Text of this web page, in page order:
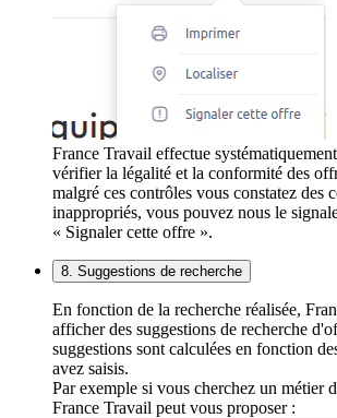
France Travail effectue
vérifier la légalité et la conformité des
malgré ces contrôles vous constatez des
inappropriés, vous pouvez nous le
« Signaler cette offre ».
8. Suggestions de recherche
En fonction de la recherche réalisée,
afficher des suggestions de recherche
suggestions sont calculées en fonction
avez saisis.
Par exemple si vous cherchez un métier
France Travail peut vous proposer :